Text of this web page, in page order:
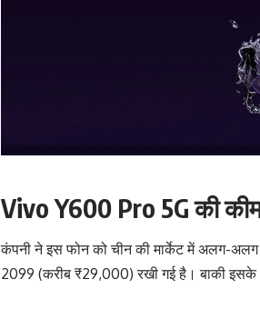
Vivo Y600 Pro 5G की
कंपनी ने इस फोन को चीन की मार्केट में अलग-
2099 (करीब ₹29,000) रखी गई है। बाकी